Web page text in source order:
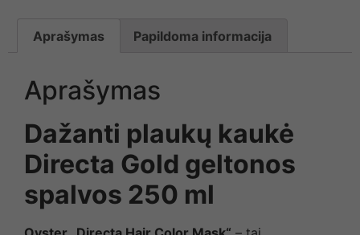
Aprašymas Papildoma informacija
Aprašymas
Dažanti plaukų kaukė
Directa Gold geltonos
spalvos 250 ml